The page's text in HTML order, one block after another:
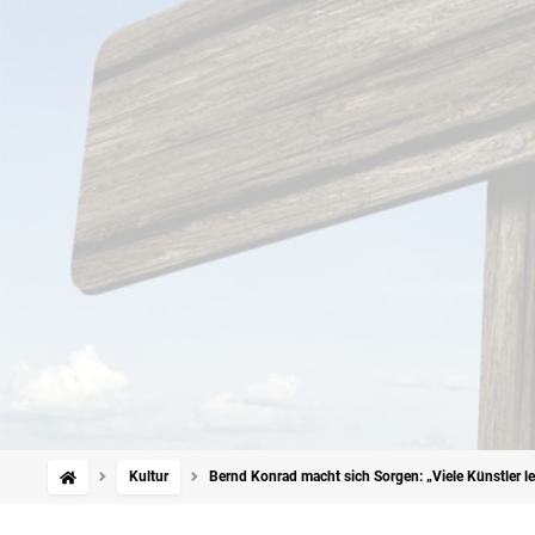
Kultur Bernd Konrad macht sich Sorgen: „Viele Künstler